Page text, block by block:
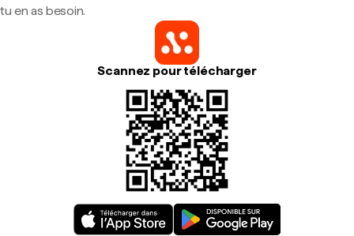
tu en as besoin.
Scannez pour télécharger